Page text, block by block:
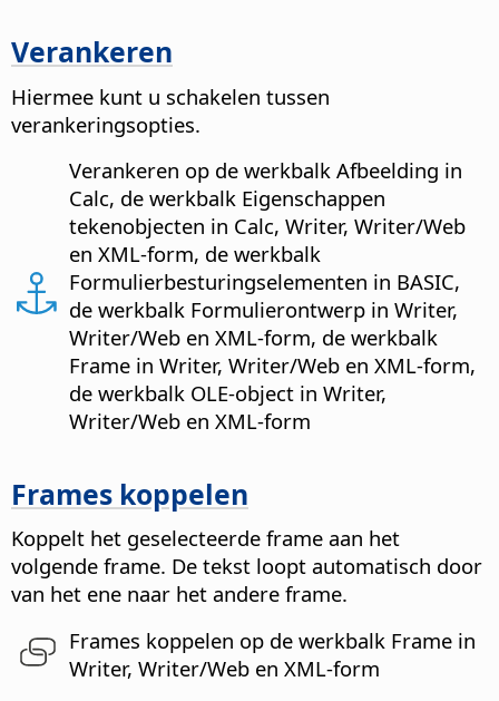
Verankeren
Hiermee kunt u schakelen tussen
verankeringsopties.
Verankeren op de werkbalk Afbeelding in
Calc, de werkbalk Eigenschappen
tekenobjecten in Calc, Writer, Writer/Web
en XML-form, de werkbalk
Formulierbesturingselementen in BASIC,
de werkbalk Formulierontwerp in Writer,
Writer/Web en XML-form, de werkbalk
Frame in Writer, Writer/Web en XML-form,
de werkbalk OLE-object in Writer,
Writer/Web en XML-form
Frames koppelen
Koppelt het geselecteerde frame aan het
volgende frame. De tekst loopt automatisch door
van het ene naar het andere frame.
Frames koppelen op de werkbalk Frame in
Writer, Writer/Web en XML-form